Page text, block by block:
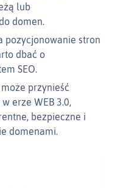
lub
domen.
pozycjonowanie stron
dbać o
SEO.
przynieść
erze WEB 3.0,
bezpieczne i
domenami.